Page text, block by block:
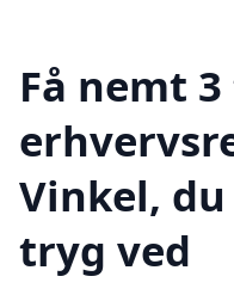
Få nemt
Vinkel,
tryg ved